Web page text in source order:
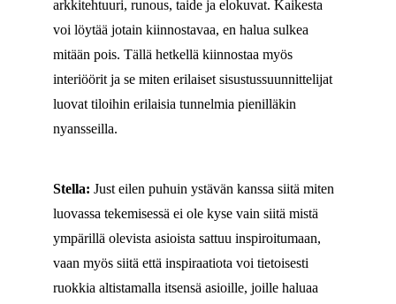
arkkitehtuuri, runous, taide ja elokuvat. Kaikesta
voi löytää jotain kiinnostavaa, en halua sulkea
mitään pois. Tällä hetkellä kiinnostaa myös
interiöörit ja se miten erilaiset sisustussuunnittelijat
luovat tiloihin erilaisia tunnelmia pienilläkin
nyansseilla.
Stella: Just eilen puhuin ystävän kanssa siitä miten
luovassa tekemisessä ei ole kyse vain siitä mistä
ympärillä olevista asioista sattuu inspiroitumaan,
vaan myös siitä että inspiraatiota voi tietoisesti
ruokkia altistamalla itsensä asioille, joille haluaa